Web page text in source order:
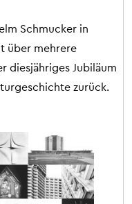
Schmucker in
über mehrere
diesjähriges Jubiläum
zurück.